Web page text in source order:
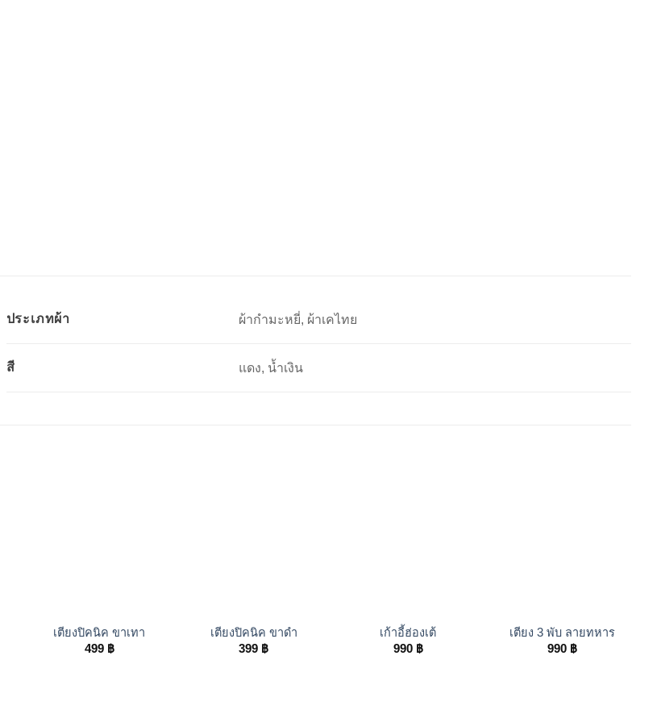
ประเภทผ้า ผ้ากำมะหยี่, ผ้าเคไทย
สี แดง, น้ำเงิน
เตียงปิคนิค ขาเทา
499 ฿
เตียงปิคนิค ขาดำ
399 ฿
เก้าอี้ฮ่องเต้
990 ฿
เตียง 3 พับ ลายทหาร
990 ฿